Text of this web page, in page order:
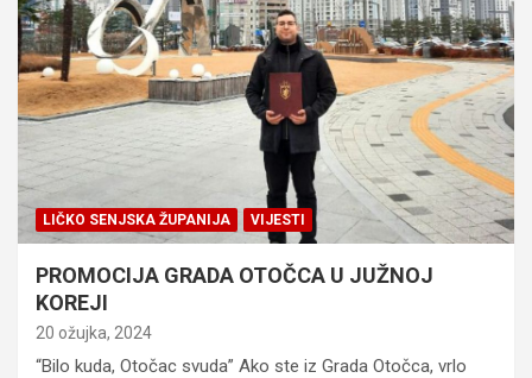
LIČKO SENJSKA ŽUPANIJA VIJESTI
PROMOCIJA GRADA OTOČCA U JUŽNOJ
KOREJI
20 ožujka, 2024
“Bilo kuda, Otočac svuda” Ako ste iz Grada Otočca, vrlo